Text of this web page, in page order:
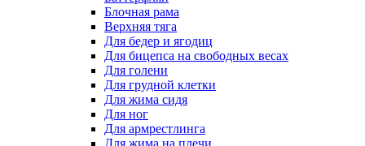
Блочная рама
Верхняя тяга
Для бедер и ягодиц
Для бицепса на свободных весах
Для голени
Для грудной клетки
Для жима сидя
Для ног
Для армрестлинга
Для жима на плечи